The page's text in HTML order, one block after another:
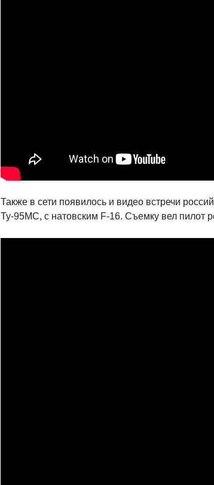
Также в сети появилось и видео встречи
Ту-95МС, с натовским F-16. Съемку вел пилот